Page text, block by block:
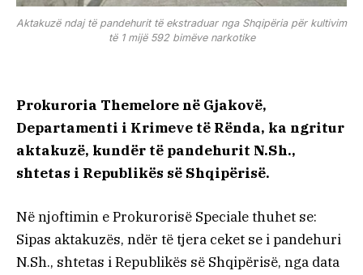
Aktakuzë ndaj të pandehurit të ekstraduar nga Shqipëria për kultivim
të 1 mijë 592 bimëve narkotike
Prokuroria Themelore në Gjakovë,
Departamenti i Krimeve të Rënda, ka ngritur
aktakuzë, kundër të pandehurit N.Sh.,
shtetas i Republikës së Shqipërisë.
Në njoftimin e Prokurorisë Speciale thuhet se:
Sipas aktakuzës, ndër të tjera ceket se i pandehuri
N.Sh., shtetas i Republikës së Shqipërisë, nga data